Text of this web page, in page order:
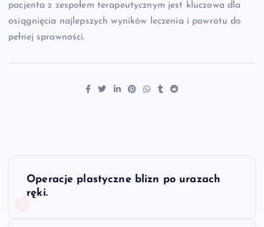
pacjenta z zespołem terapeutycznym jest kluczowa dla
osiągnięcia najlepszych wyników leczenia i powrotu do
pełnej sprawności.
Operacje plastyczne blizn po urazach
ręki.